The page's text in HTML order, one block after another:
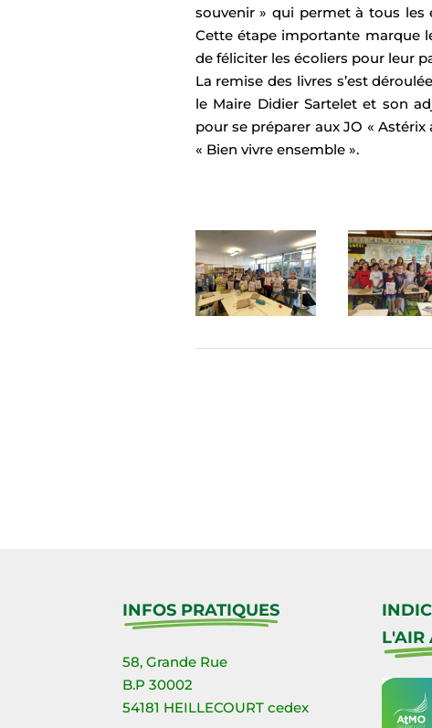
souvenir » qui permet à tous les
Cette étape importante marque
de féliciter les écoliers pour leur
La remise des livres s’est
le Maire Didier Sartelet et son
pour se préparer aux JO «
« Bien vivre ensemble ».
INFOS PRATIQUES
58, Grande Rue
B.P 30002
54181 HEILLECOURT cedex
L'AIR